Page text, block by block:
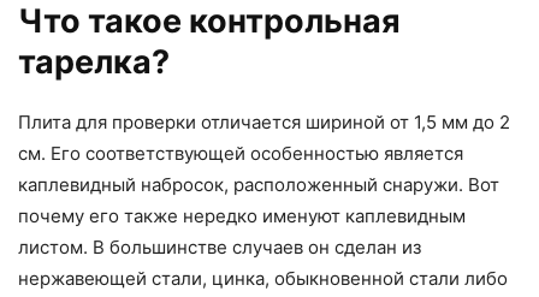
Что такое контрольная
тарелка?
Плита для проверки отличается шириной от 1,5 мм до 2
см. Его соответствующей особенностью является
каплевидный набросок, расположенный снаружи. Вот
почему его также нередко именуют каплевидным
листом. В большинстве случаев он сделан из
нержавеющей стали, цинка, обыкновенной стали либо